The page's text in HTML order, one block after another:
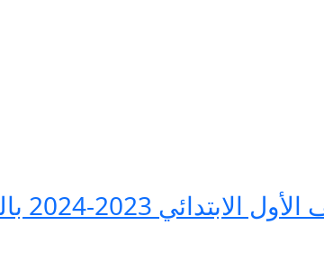
2024 بالرقم القومي